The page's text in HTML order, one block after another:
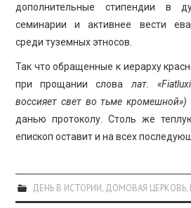
дополнительные стипендии в
семинарии и активнее вести
среди туземных этносов.
Так что обращенные к иерарху
при прощании слова лат. «
воссияет свет во тьме кромешной»)
данью протоколу. Столь же
епископ оставит и на всех
ДЕНЬ В ИСТОРИИ ДОМОВАЯ ЦЕРКОВЬ,